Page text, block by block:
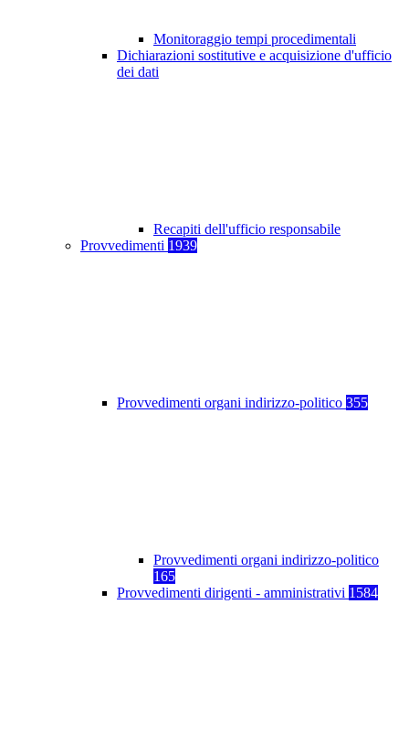
Monitoraggio tempi procedimentali
Dichiarazioni sostitutive e acquisizione d'ufficio
dei dati
Recapiti dell'ufficio responsabile
Provvedimenti 1939
Provvedimenti organi indirizzo-politico 355
Provvedimenti organi indirizzo-politico
165
Provvedimenti dirigenti - amministrativi 1584